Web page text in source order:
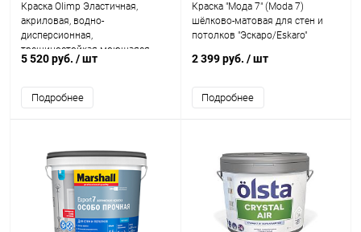
Краска Olimp Эластичная,
акриловая, водно-
дисперсионная,
трещиностойкая моющаяся
5 520 руб. / шт
Подробнее
Краска "Мода 7" (Moda 7)
шёлково-матовая для стен и
потолков "Эскаро/Eskaro"
2 399 руб. / шт
Подробнее